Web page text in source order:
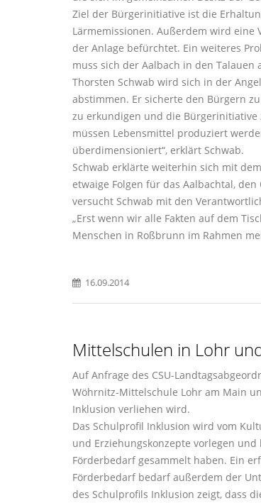
Ziel der Bürgerinitiative ist die
Lärmemissionen. Außerdem wird eine
der Anlage befürchtet. Ein weiteres
muss sich der Aalbach in den
Thorsten Schwab wird sich in der
abstimmen. Er sicherte den Bürgern
zu erkundigen und die Bürgerinitiative
müssen Lebensmittel produziert
überdimensioniert“, erklärt Schwab.
Schwab erklärte weiterhin sich mit
etwaige Folgen für das Aalbachtal,
versucht Schwab mit den
Erst wenn wir alle Fakten auf dem
Menschen in Roßbrunn im Rahmen
16.09.2014
Mittelschulen in Lohr
Auf Anfrage des CSU-
Wöhrnitz-Mittelschule Lohr am Main
Inklusion verliehen wird.
Das Schulprofil Inklusion wird vom
und Erziehungskonzepte vorlegen
Förderbedarf gesammelt haben. Ein
Förderbedarf bedarf außerdem der
des Schulprofils Inklusion zeigt, dass